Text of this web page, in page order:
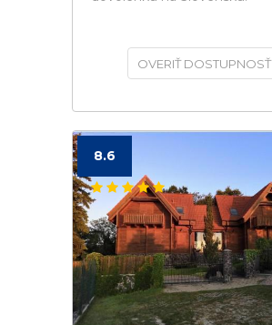
OVERIŤ DOSTUPNOSŤ
8.6